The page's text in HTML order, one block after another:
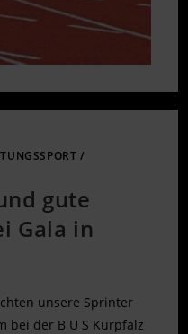
/
gute
Gala in
unsere Sprinter
bei der B U S Kurpfalz